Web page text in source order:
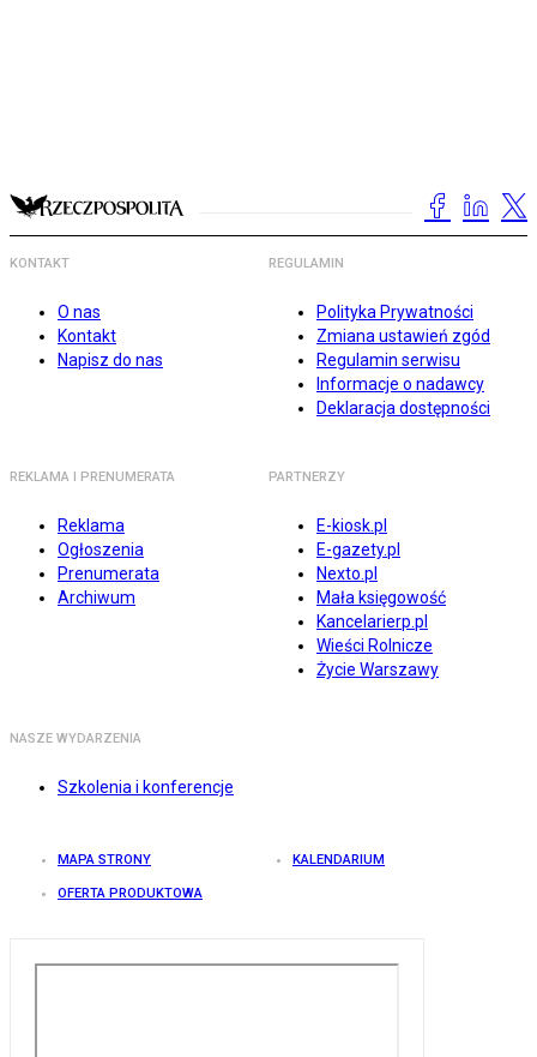
KONTAKT
O nas
Kontakt
Napisz do nas
REGULAMIN
Polityka Prywatności
Zmiana ustawień zgód
Regulamin serwisu
Informacje o nadawcy
Deklaracja dostępności
REKLAMA I PRENUMERATA
Reklama
Ogłoszenia
Prenumerata
Archiwum
PARTNERZY
E-kiosk.pl
E-gazety.pl
Nexto.pl
Mała księgowość
Kancelarierp.pl
Wieści Rolnicze
Życie Warszawy
NASZE WYDARZENIA
Szkolenia i konferencje
MAPA STRONY KALENDARIUM
OFERTA PRODUKTOWA